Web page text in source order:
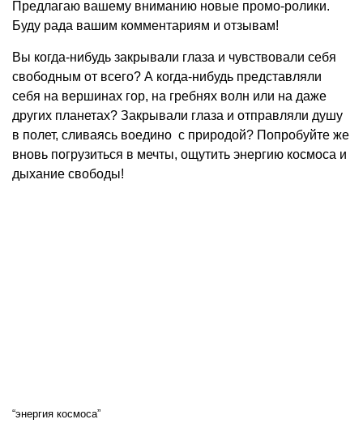
Предлагаю вашему вниманию новые промо-ролики.
Буду рада вашим комментариям и отзывам!
Вы когда-нибудь закрывали глаза и чувствовали себя
свободным от всего? А когда-нибудь представляли
себя на вершинах гор, на гребнях волн или на даже
других планетах? Закрывали глаза и отправляли душу
в полет, сливаясь воедино с природой? Попробуйте же
вновь погрузиться в мечты, ощутить энергию космоса и
дыхание свободы!
“энергия космоса”